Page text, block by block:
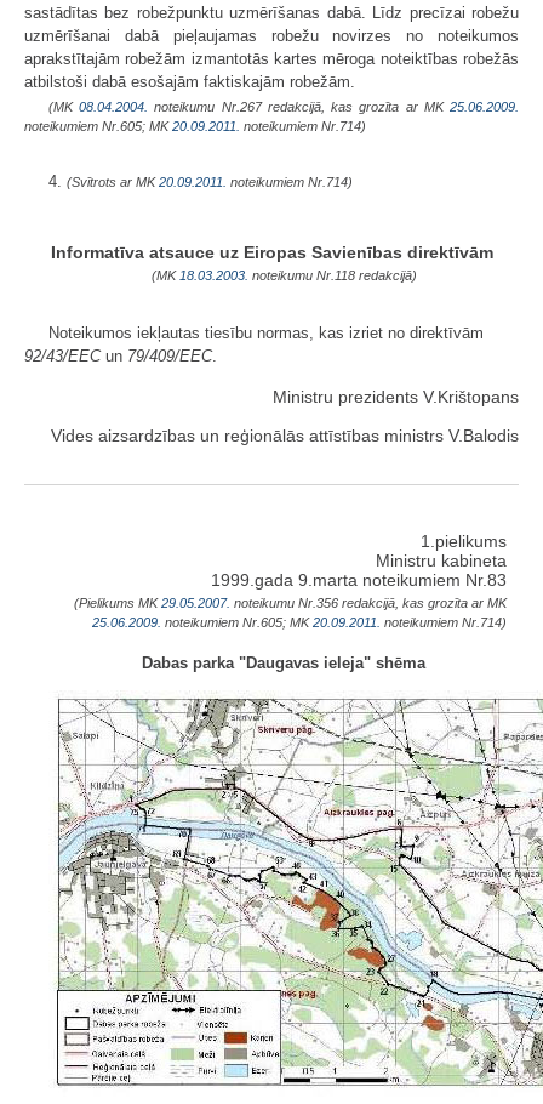
sastādītas bez robežpunktu uzmērīšanas dabā. Līdz precīzai robežu
uzmērīšanai dabā pieļaujamas robežu novirzes no noteikumos
aprakstītajām robežām izmantotās kartes mēroga noteiktības robežās
atbilstoši dabā esošajām faktiskajām robežām.
(MK08.04.2004. noteikumu Nr.267 redakcijā, kas grozīta ar MK25.06.2009.
noteikumiem Nr.605; MK20.09.2011. noteikumiem Nr.714)
4. (Svītrots ar MK20.09.2011. noteikumiem Nr.714)
Informatīva atsauce uz Eiropas Savienības direktīvām
(MK 18.03.2003. noteikumu Nr.118 redakcijā)
Noteikumos iekļautas tiesību normas, kas izriet no direktīvām
92/43/EECun 79/409/EEC.
Ministru prezidents V.Krištopans
Vides aizsardzības un reģionālās attīstības ministrs V.Balodis
1.pielikums
Ministru kabineta
1999.gada 9.marta noteikumiem Nr.83
(Pielikums MK29.05.2007. noteikumu Nr.356 redakcijā, kas grozīta ar MK
25.06.2009. noteikumiem Nr.605; MK20.09.2011. noteikumiem Nr.714)
Dabas parka "Daugavas ieleja" shēma